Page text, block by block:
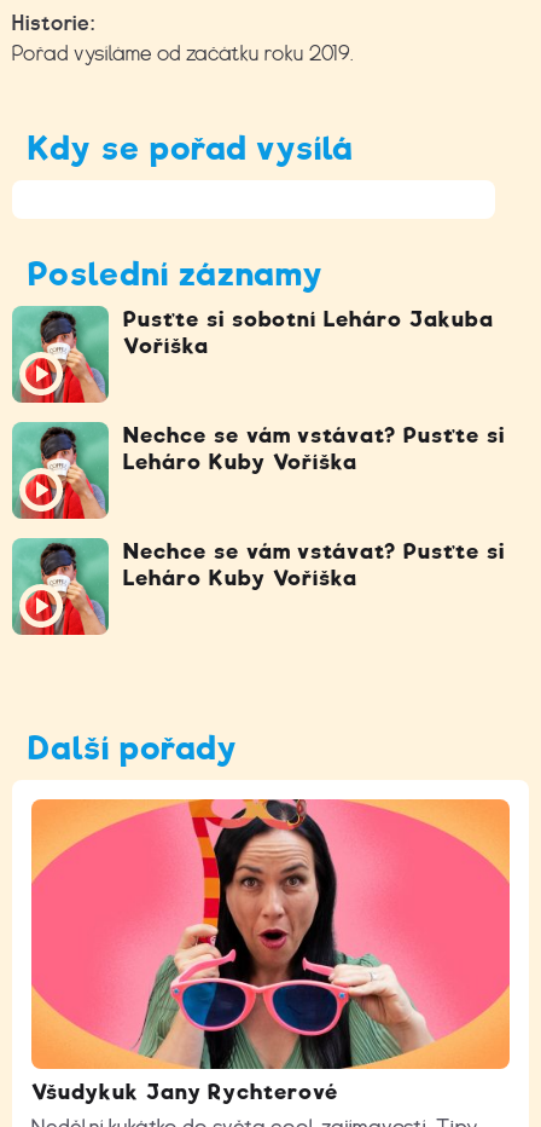
Historie:
Pořad vysíláme od začátku roku 2019.
Kdy se pořad vysílá
Poslední záznamy
Pusťte si sobotní Leháro Jakuba
Voříška
Nechce se vám vstávat? Pusťte si
Leháro Kuby Voříška
Nechce se vám vstávat? Pusťte si
Leháro Kuby Voříška
Další pořady
Všudykuk Jany Rychterové